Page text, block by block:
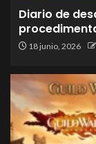
Diario de
18 junio, 2026